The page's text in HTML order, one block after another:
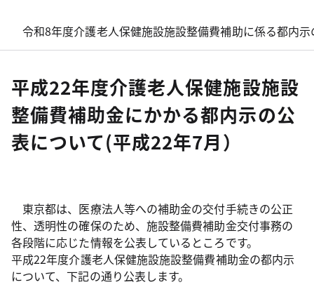
令和8年度介護老人保健施設施設整備費補助に係る都内
平成22年度介護老人保健施設施設
整備費補助金にかかる都内示の公
表について(平成22年7月）
東京都は、医療法人等への補助金の交付手続きの公正
性、透明性の確保のため、施設整備費補助金交付事務の
各段階に応じた情報を公表しているところです。
平成22年度介護老人保健施設施設整備費補助金の都内示
について、下記の通り公表します。